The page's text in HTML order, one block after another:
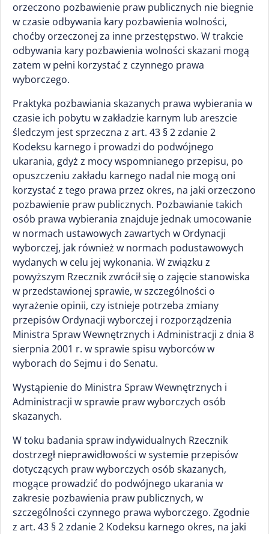
orzeczono pozbawienie praw publicznych nie biegnie
w czasie odbywania kary pozbawienia wolności,
choćby orzeczonej za inne przestępstwo. W trakcie
odbywania kary pozbawienia wolności skazani mogą
zatem w pełni korzystać z czynnego prawa
wyborczego.
Praktyka pozbawiania skazanych prawa wybierania w
czasie ich pobytu w zakładzie karnym lub areszcie
śledczym jest sprzeczna z art. 43 § 2 zdanie 2
Kodeksu karnego i prowadzi do podwójnego
ukarania, gdyż z mocy wspomnianego przepisu, po
opuszczeniu zakładu karnego nadal nie mogą oni
korzystać z tego prawa przez okres, na jaki orzeczono
pozbawienie praw publicznych. Pozbawianie takich
osób prawa wybierania znajduje jednak umocowanie
w normach ustawowych zawartych w Ordynacji
wyborczej, jak również w normach podustawowych
wydanych w celu jej wykonania. W związku z
powyższym Rzecznik zwrócił się o zajęcie stanowiska
w przedstawionej sprawie, w szczególności o
wyrażenie opinii, czy istnieje potrzeba zmiany
przepisów Ordynacji wyborczej i rozporządzenia
Ministra Spraw Wewnętrznych i Administracji z dnia 8
sierpnia 2001 r. w sprawie spisu wyborców w
wyborach do Sejmu i do Senatu.
Wystąpienie do Ministra Spraw Wewnętrznych i
Administracji w sprawie praw wyborczych osób
skazanych.
W toku badania spraw indywidualnych Rzecznik
dostrzegł nieprawidłowości w systemie przepisów
dotyczących praw wyborczych osób skazanych,
mogące prowadzić do podwójnego ukarania w
zakresie pozbawienia praw publicznych, w
szczególności czynnego prawa wyborczego. Zgodnie
z art. 43 § 2 zdanie 2 Kodeksu karnego okres, na jaki